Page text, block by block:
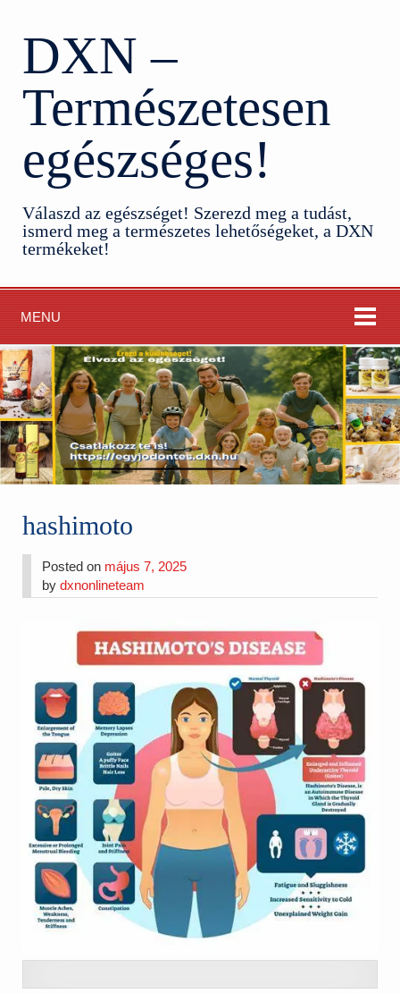
DXN –
Természetesen
egészséges!
Válaszd az egészséget! Szerezd meg a tudást,
ismerd meg a természetes lehetőségeket, a DXN
termékeket!
MENU
hashimoto
Posted on május 7, 2025
bydxnonlineteam